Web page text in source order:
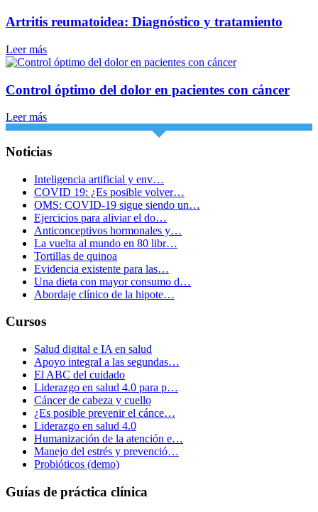
Artritis reumatoidea: Diagnóstico y tratamiento
Leer más
Control óptimo del dolor en pacientes con cáncer
Leer más
Noticias
Inteligencia artificial y env…
COVID 19: ¿Es posible volver…
OMS: COVID-19 sigue siendo un…
Ejercicios para aliviar el do…
Anticonceptivos hormonales y…
La vuelta al mundo en 80 libr…
Tortillas de quinoa
Evidencia existente para las…
Una dieta con mayor consumo d…
Abordaje clínico de la hipote…
Cursos
Salud digital e IA en salud
Apoyo integral a las segundas…
El ABC del cuidado
Liderazgo en salud 4.0 para p…
Cáncer de cabeza y cuello
¿Es posible prevenir el cánce…
Liderazgo en salud 4.0
Humanización de la atención e…
Manejo del estrés y prevenció…
Probióticos (demo)
Guías de práctica clínica